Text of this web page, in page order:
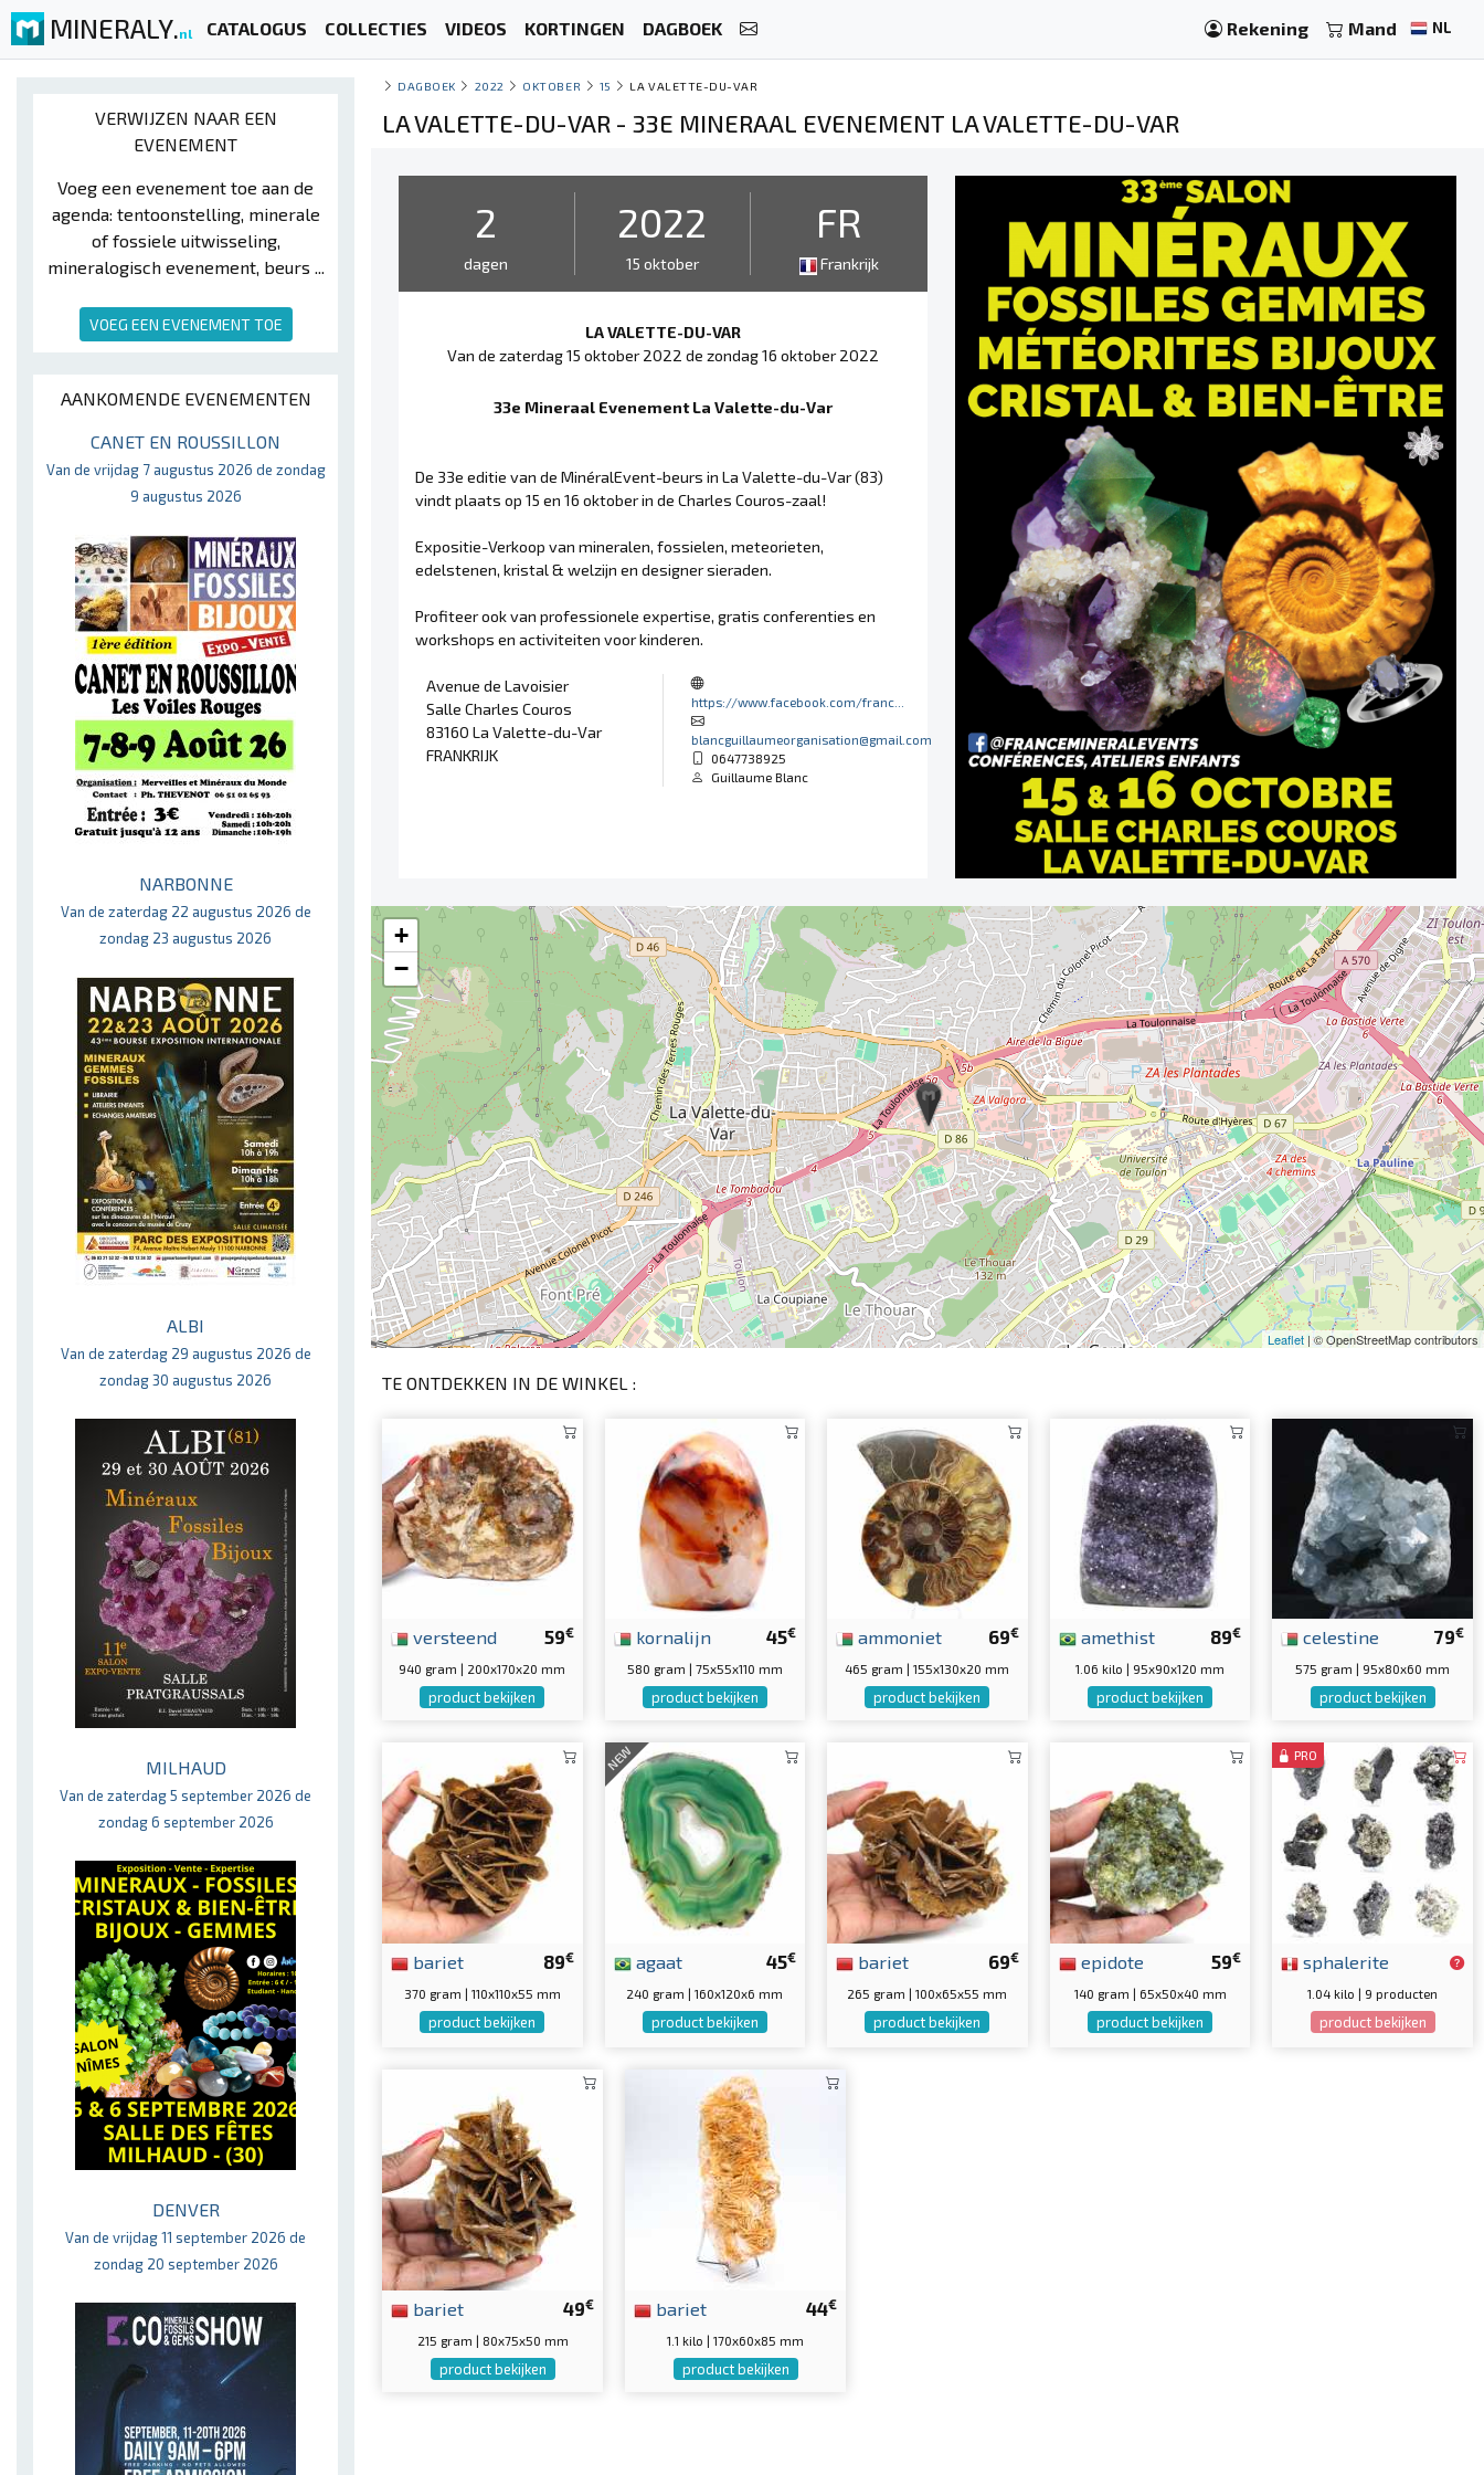
MINERALY.nl CATALOGUS COLLECTIES VIDEOS KORTINGEN DAGBOEK Rekening Mand NL
VERWIJZEN NAAR EEN
EVENEMENT
Voeg een evenement toe aan de
agenda: tentoonstelling, minerale
of fossiele uitwisseling,
mineralogisch evenement, beurs ...
VOEG EEN EVENEMENT TOE
AANKOMENDE EVENEMENTEN
CANET EN ROUSSILLON
Van de vrijdag 7 augustus 2026 de zondag
9 augustus 2026
NARBONNE
Van de zaterdag 22 augustus 2026 de
zondag 23 augustus 2026
ALBI
Van de zaterdag 29 augustus 2026 de
zondag 30 augustus 2026
MILHAUD
Van de zaterdag 5 september 2026 de
zondag 6 september 2026
DENVER
Van de vrijdag 11 september 2026 de
zondag 20 september 2026
DAGBOEK 2022 OKTOBER 15 LA VALETTE-DU-VAR
LA VALETTE-DU-VAR - 33E MINERAAL EVENEMENT LA VALETTE-DU-VAR
2
dagen
2022
15 oktober
FR
Frankrijk
LA VALETTE-DU-VAR
Van de zaterdag 15 oktober 2022 de zondag 16 oktober 2022
33e Mineraal Evenement La Valette-du-Var
De 33e editie van de MinéralEvent-beurs in La Valette-du-Var (83)
vindt plaats op 15 en 16 oktober in de Charles Couros-zaal!
Expositie-Verkoop van mineralen, fossielen, meteorieten,
edelstenen, kristal & welzijn en designer sieraden.
Profiteer ook van professionele expertise, gratis conferenties en
workshops en activiteiten voor kinderen.
Avenue de Lavoisier
Salle Charles Couros
83160 La Valette-du-Var
FRANKRIJK
https://www.facebook.com/franc...
blancguillaumeorganisation@gmail.com
0647738925
Guillaume Blanc
+
−
Leaflet| © OpenStreetMap contributors
TE ONTDEKKEN IN DE WINKEL :
59€
versteend
940 gram | 200x170x20 mm
product bekijken
45€
kornalijn
580 gram | 75x55x110 mm
product bekijken
69€
ammoniet
465 gram | 155x130x20 mm
product bekijken
89€
amethist
1.06 kilo | 95x90x120 mm
product bekijken
79€
celestine
575 gram | 95x80x60 mm
product bekijken
89€
bariet
370 gram | 110x110x55 mm
product bekijken
NEW
45€
agaat
240 gram | 160x120x6 mm
product bekijken
69€
bariet
265 gram | 100x65x55 mm
product bekijken
59€
epidote
140 gram | 65x50x40 mm
product bekijken
PRO
sphalerite
1.04 kilo | 9 producten
product bekijken
49€
bariet
215 gram | 80x75x50 mm
product bekijken
44€
bariet
1.1 kilo | 170x60x85 mm
product bekijken